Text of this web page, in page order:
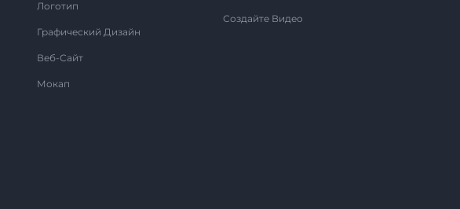
Логотип
Графический Дизайн
Веб-Сайт
Мокап
Создайте Видео